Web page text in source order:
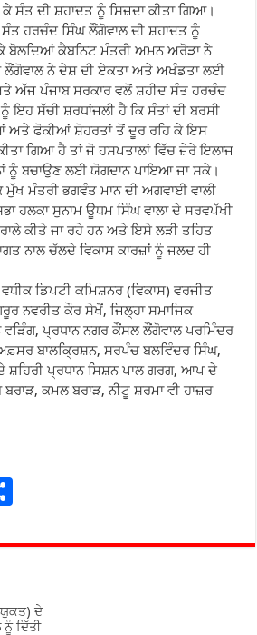
ਸੰਤ ਦੀ ਸ਼ਹਾਦਤ ਨੂੰ ਸਿਜ਼ਦਾ ਕੀਤਾ ਗਿਆ।
ਹਰਚੰਦ ਸਿੰਘ ਲੌਂਗੋਵਾਲ ਦੀ ਸ਼ਹਾਦਤ ਨੂੰ
ਬੋਲਦਿਆਂ ਕੈਬਨਿਟ ਮੰਤਰੀ ਅਮਨ ਅਰੋੜਾ ਨੇ
ਲੌਂਗੋਵਾਲ ਨੇ ਦੇਸ਼ ਦੀ ਏਕਤਾ ਅਤੇ ਅਖੰਡਤਾ ਲਈ
ਅੱਜ ਪੰਜਾਬ ਸਰਕਾਰ ਵਲੋਂ ਸ਼ਹੀਦ ਸੰਤ ਹਰਚੰਦ
ਇਹ ਸੱਚੀ ਸ਼ਰਧਾਂਜਲੀ ਹੈ ਕਿ ਸੰਤਾਂ ਦੀ ਬਰਸੀ
ਅਤੇ ਫੋਕੀਆਂ ਸ਼ੋਹਰਤਾਂ ਤੋਂ ਦੂਰ ਰਹਿ ਕੇ ਇਸ
ਗਿਆ ਹੈ ਤਾਂ ਜੋ ਹਸਪਤਾਲਾਂ ਵਿੱਚ ਜ਼ੇਰੇ ਇਲਾਜ
ਨੂੰ ਬਚਾਉਣ ਲਈ ਯੋਗਦਾਨ ਪਾਇਆ ਜਾ ਸਕੇ।
ਮੁੱਖ ਮੰਤਰੀ ਭਗਵੰਤ ਮਾਨ ਦੀ ਅਗਵਾਈ ਵਾਲੀ
ਹਲਕਾ ਸੁਨਾਮ ਊਧਮ ਸਿੰਘ ਵਾਲਾ ਦੇ ਸਰਵਪੱਖੀ
ਕੀਤੇ ਜਾ ਰਹੇ ਹਨ ਅਤੇ ਇਸੇ ਲੜੀ ਤਹਿਤ
ਨਾਲ ਚੱਲਦੇ ਵਿਕਾਸ ਕਾਰਜ਼ਾਂ ਨੂੰ ਜਲਦ ਹੀ
ਡਿਪਟੀ ਕਮਿਸ਼ਨਰ (ਵਿਕਾਸ) ਵਰਜੀਤ
ਨਵਰੀਤ ਕੌਰ ਸੇਖੋਂ, ਜਿਲ੍ਹਾ ਸਮਾਜਿਕ
ਪ੍ਰਧਾਨ ਨਗਰ ਕੌਂਸਲ ਲੌਂਗੋਵਾਲ ਪਰਮਿੰਦਰ
ਬਾਲਕ੍ਰਿਸ਼ਨ, ਸਰਪੰਚ ਬਲਵਿੰਦਰ ਸਿੰਘ,
ਪ੍ਰਧਾਨ ਸਿਸ਼ਨ ਪਾਲ ਗਰਗ, ਆਪ ਦੇ
ਕਮਲ ਬਰਾੜ, ਨੀਟੂ ਸ਼ਰਮਾ ਵੀ ਹਾਜ਼ਰ
ar
ਦੇ
ਦਿੱਤੀ